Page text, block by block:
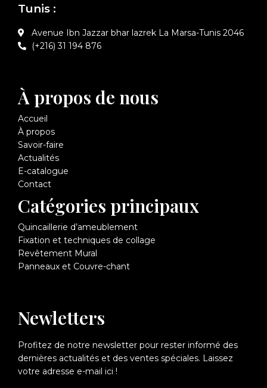
Tunis :
Avenue Ibn Jazzar bhar lazrek La Marsa-Tunis 2046
(+216) 31 194 876
À propos de nous
Accueil
À propos
Savoir-faire
Actualités
E-catalogue
Contact
Catégories principaux
Quincaillerie d’ameublement
Fixation et techniques de collage
Revêtement Mural
Panneaux et Couvre-chant
Newletters
Profitez de notre newsletter pour rester informé des
dernières actualités et des ventes spéciales. Laissez
votre adresse e-mail ici !